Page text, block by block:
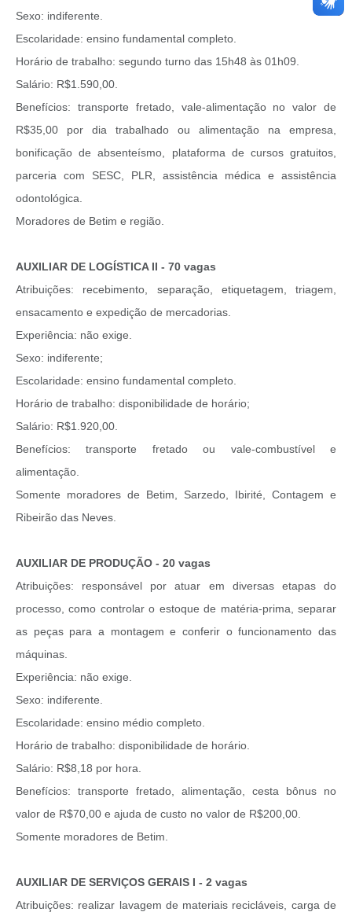
Sexo: indiferente.
Escolaridade: ensino fundamental completo.
Horário de trabalho: segundo turno das 15h48 às 01h09.
Salário: R$1.590,00.
Benefícios: transporte fretado, vale-alimentação no valor de
R$35,00 por dia trabalhado ou alimentação na empresa,
bonificação de absenteísmo, plataforma de cursos gratuitos,
parceria com SESC, PLR, assistência médica e assistência
odontológica.
Moradores de Betim e região.
AUXILIAR DE LOGÍSTICA II - 70 vagas
Atribuições: recebimento, separação, etiquetagem, triagem,
ensacamento e expedição de mercadorias.
Experiência: não exige.
Sexo: indiferente;
Escolaridade: ensino fundamental completo.
Horário de trabalho: disponibilidade de horário;
Salário: R$1.920,00.
Benefícios: transporte fretado ou vale-combustível e
alimentação.
Somente moradores de Betim, Sarzedo, Ibirité, Contagem e
Ribeirão das Neves.
AUXILIAR DE PRODUÇÃO - 20 vagas
Atribuições: responsável por atuar em diversas etapas do
processo, como controlar o estoque de matéria-prima, separar
as peças para a montagem e conferir o funcionamento das
máquinas.
Experiência: não exige.
Sexo: indiferente.
Escolaridade: ensino médio completo.
Horário de trabalho: disponibilidade de horário.
Salário: R$8,18 por hora.
Benefícios: transporte fretado, alimentação, cesta bônus no
valor de R$70,00 e ajuda de custo no valor de R$200,00.
Somente moradores de Betim.
AUXILIAR DE SERVIÇOS GERAIS I - 2 vagas
Atribuições: realizar lavagem de materiais recicláveis, carga de